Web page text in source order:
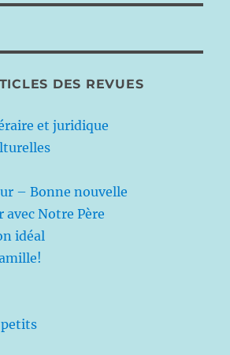
DES REVUES
et juridique
– Bonne nouvelle
avec Notre Père
idéal
petits